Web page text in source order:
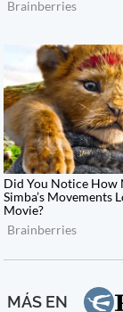
MÁS EN